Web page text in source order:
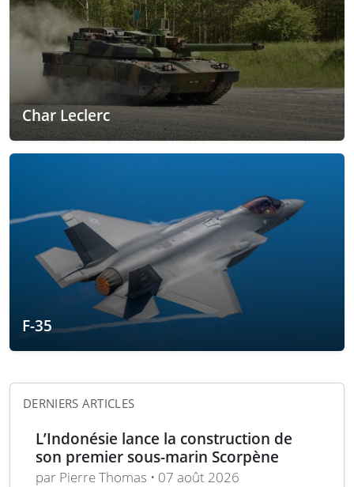
Char Leclerc
F-35
DERNIERS ARTICLES
L’Indonésie lance la construction de
son premier sous-marin Scorpène
par Pierre Thomas • 07 août 2026